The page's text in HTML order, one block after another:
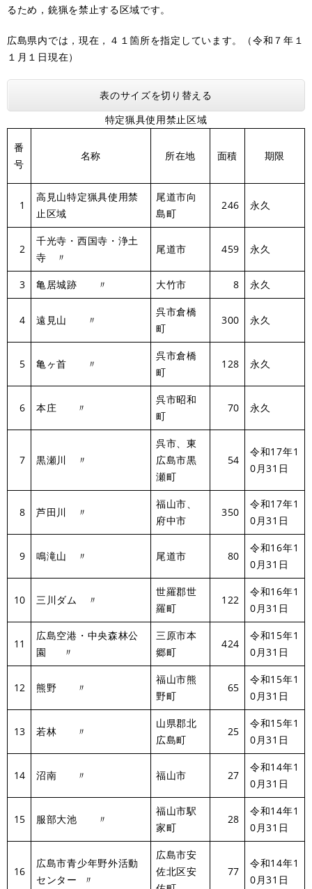
るため，銃猟を禁止する区域です。
広島県内では，現在，４１箇所を指定しています。（令和７年１
１月１日現在）
表のサイズを切り替える
特定猟具使用禁止区域
番
号
名称 所在地 面積 期限
1
高見山特定猟具使用禁
止区域
尾道市向
島町
246 永久
2
千光寺・西国寺・浄土
寺 〃
尾道市 459 永久
3 亀居城跡 〃 大竹市 8 永久
4 遠見山 〃
呉市倉橋
町
300 永久
5 亀ヶ首 〃
呉市倉橋
町
128 永久
6 本庄 〃
呉市昭和
町
70 永久
7 黒瀬川 〃
呉市、東
広島市黒
瀬町
54
令和17年1
0月31日
8 芦田川 〃
福山市、
府中市
350
令和17年1
0月31日
9 鳴滝山 〃 尾道市 80
令和16年1
0月31日
10 三川ダム 〃
世羅郡世
羅町
122
令和16年1
0月31日
11
広島空港・中央森林公
園 〃
三原市本
郷町
424
令和15年1
0月31日
12 熊野 〃
福山市熊
野町
65
令和15年1
0月31日
13 若林 〃
山県郡北
広島町
25
令和15年1
0月31日
14 沼南 〃 福山市 27
令和14年1
0月31日
15 服部大池 〃
福山市駅
家町
28
令和14年1
0月31日
16
広島市青少年野外活動
センター 〃
広島市安
佐北区安
77
令和14年1
0月31日